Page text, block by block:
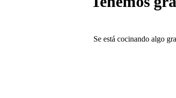
Se está cocinando algo